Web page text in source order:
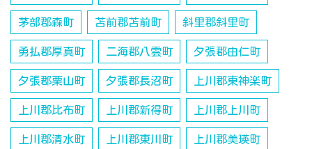
茅部郡森町 苫前郡苫前町 斜里郡斜里町
勇払郡厚真町 二海郡八雲町 夕張郡由仁町
夕張郡栗山町 夕張郡長沼町 上川郡東神楽町
上川郡比布町 上川郡新得町 上川郡上川町
上川郡清水町 上川郡東川町 上川郡美瑛町